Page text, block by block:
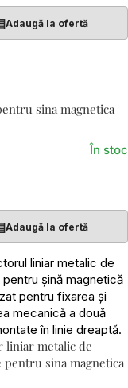
Adaugă la ofertă
sina magnetica
În stoc
Adaugă la ofertă
liniar metalic de
pentru sina magnetica